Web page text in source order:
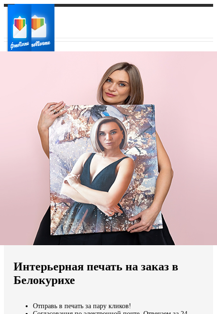
Ваш регион доставки
Выберите из списка:
Мы доставляем по всему миру
Продолжить без города
Интерьерная печать на заказ в
Белокурихе
Отправь в печать за пару кликов!